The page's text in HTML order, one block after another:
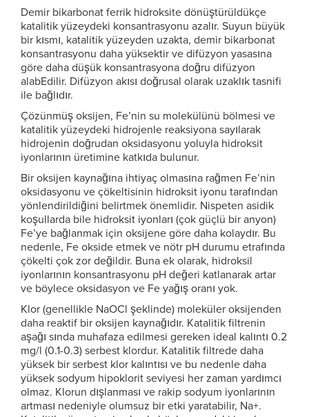
Demir bikarbonat ferrik hidroksite dönüştürüldükçe
katalitik yüzeydeki konsantrasyonu azalır. Suyun büyük
bir kısmı, katalitik yüzeyden uzakta, demir bikarbonat
konsantrasyonu daha yüksektir ve difüzyon yasasına
göre daha düşük konsantrasyona doğru difüzyon
alabEdilir. Difüzyon akısı doğrusal olarak uzaklık tasnifi
ile bağlıdır.
Çözünmüş oksijen, Fe’nin su molekülünü bölmesi ve
katalitik yüzeydeki hidrojenle reaksiyona sayılarak
hidrojenin doğrudan oksidasyonu yoluyla hidroksit
iyonlarının üretimine katkıda bulunur.
Bir oksijen kaynağına ihtiyaç olmasına rağmen Fe’nin
oksidasyonu ve çökeltisinin hidroksit iyonu tarafından
yönlendirildiğini belirtmek önemlidir. Nispeten asidik
koşullarda bile hidroksit iyonları (çok güçlü bir anyon)
Fe’ye bağlanmak için oksijene göre daha kolaydır. Bu
nedenle, Fe okside etmek ve nötr pH durumu etrafında
çökelti çok zor değildir. Buna ek olarak, hidroksil
iyonlarının konsantrasyonu pH değeri katlanarak artar
ve böylece oksidasyon ve Fe yağış oranı yok.
Klor (genellikle NaOCl şeklinde) moleküler oksijenden
daha reaktif bir oksijen kaynağıdır. Katalitik filtrenin
aşağı sında muhafaza edilmesi gereken ideal kalıntı 0.2
mg/l (0.1-0.3) serbest klordur. Katalitik filtrede daha
yüksek bir serbest klor kalıntısı ve bu nedenle daha
yüksek sodyum hipoklorit seviyesi her zaman yardımcı
olmaz. Klorun dışlanması ve rakip sodyum iyonlarının
artması nedeniyle olumsuz bir etki yaratabilir, Na+.